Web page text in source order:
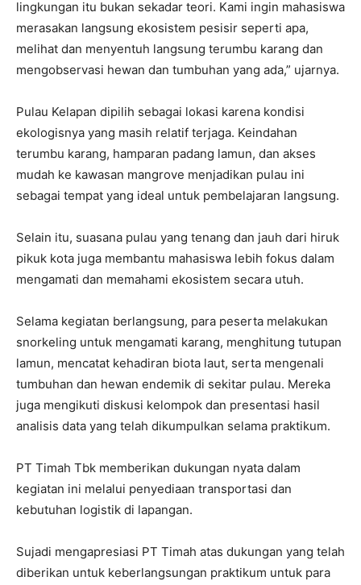
lingkungan itu bukan sekadar teori. Kami ingin mahasiswa
merasakan langsung ekosistem pesisir seperti apa,
melihat dan menyentuh langsung terumbu karang dan
mengobservasi hewan dan tumbuhan yang ada,” ujarnya.
Pulau Kelapan dipilih sebagai lokasi karena kondisi
ekologisnya yang masih relatif terjaga. Keindahan
terumbu karang, hamparan padang lamun, dan akses
mudah ke kawasan mangrove menjadikan pulau ini
sebagai tempat yang ideal untuk pembelajaran langsung.
Selain itu, suasana pulau yang tenang dan jauh dari hiruk
pikuk kota juga membantu mahasiswa lebih fokus dalam
mengamati dan memahami ekosistem secara utuh.
Selama kegiatan berlangsung, para peserta melakukan
snorkeling untuk mengamati karang, menghitung tutupan
lamun, mencatat kehadiran biota laut, serta mengenali
tumbuhan dan hewan endemik di sekitar pulau. Mereka
juga mengikuti diskusi kelompok dan presentasi hasil
analisis data yang telah dikumpulkan selama praktikum.
PT Timah Tbk memberikan dukungan nyata dalam
kegiatan ini melalui penyediaan transportasi dan
kebutuhan logistik di lapangan.
Sujadi mengapresiasi PT Timah atas dukungan yang telah
diberikan untuk keberlangsungan praktikum untuk para